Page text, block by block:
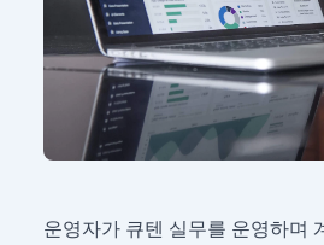
운영자가 큐텐 실무를 운영하며